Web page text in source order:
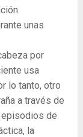
unas
por
usa
lo tanto, otro
a través de
de
la